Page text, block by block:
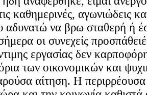
καθημερινές, αγωνιώδεις
αδυνατώ να βρω σταθερή ή
οι συνεχείς
εργασίας δεν
των οικονομικών και
αίτηση. Η